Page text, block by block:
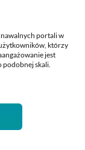
portali w
którzy
jest
skali.